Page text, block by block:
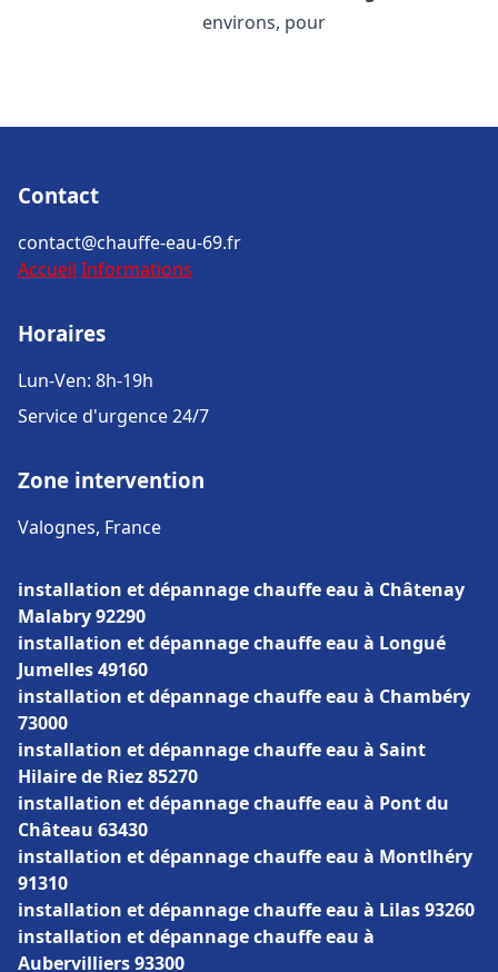
environs, pour
Contact
contact@chauffe-eau-69.fr
Accueil Informations
Horaires
Lun-Ven: 8h-19h
Service d'urgence 24/7
Zone intervention
Valognes, France
installation et dépannage chauffe eau à Châtenay
Malabry 92290
installation et dépannage chauffe eau à Longué
Jumelles 49160
installation et dépannage chauffe eau à Chambéry
73000
installation et dépannage chauffe eau à Saint
Hilaire de Riez 85270
installation et dépannage chauffe eau à Pont du
Château 63430
installation et dépannage chauffe eau à Montlhéry
91310
installation et dépannage chauffe eau à Lilas 93260
installation et dépannage chauffe eau à
Aubervilliers 93300